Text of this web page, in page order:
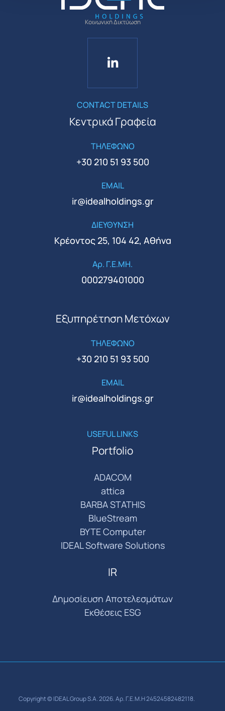
Κοινωνική Δικτύωση
CONTACT DETAILS
Κεντρικά Γραφεία
ΤΗΛΕΦΩΝΟ
+30 210 51 93 500
EMAIL
ir@idealholdings.gr
ΔΙΕΥΘΥΝΣΗ
Κρέοντος 25, 104 42, Αθήνα
Αρ. Γ.Ε.ΜΗ.
000279401000
Εξυπηρέτηση Μετόχων
ΤΗΛΕΦΩΝΟ
+30 210 51 93 500
EMAIL
ir@idealholdings.gr
USEFUL LINKS
Portfolio
ADACOM
attica
BARBA STATHIS
BlueStream
BYTE Computer
IDEAL Software Solutions
IR
Δημοσίευση Αποτελεσμάτων
Εκθέσεις ESG
Copyright © IDEAL Group S.A. 2026. Αρ. Γ.Ε.Μ.Η 24524582482118.